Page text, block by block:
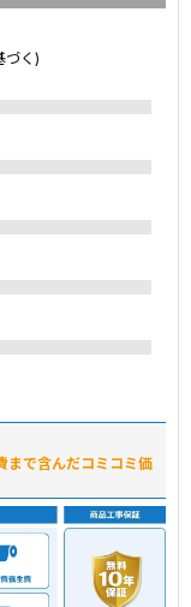
づく)
まで含んだコミコミ価